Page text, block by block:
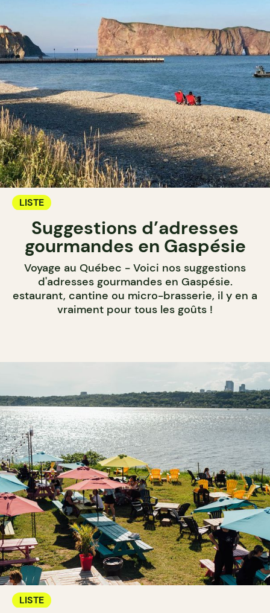
LISTE
Suggestions d’adresses
gourmandes en Gaspésie
Voyage au Québec - Voici nos suggestions
d'adresses gourmandes en Gaspésie.
estaurant, cantine ou micro-brasserie, il y en a
vraiment pour tous les goûts !
LISTE